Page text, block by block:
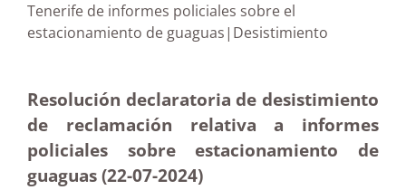
Tenerife de informes policiales sobre el
estacionamiento de guaguas|Desistimiento
Resolución declaratoria de desistimiento
de reclamación relativa a informes
policiales sobre estacionamiento de
guaguas (22-07-2024)